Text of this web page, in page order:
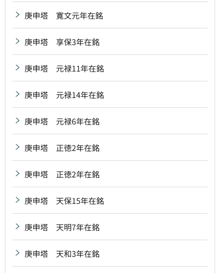
庚申塔 寛文元年在銘
庚申塔 享保3年在銘
庚申塔 元禄11年在銘
庚申塔 元禄14年在銘
庚申塔 元禄6年在銘
庚申塔 正徳2年在銘
庚申塔 正徳2年在銘
庚申塔 天保15年在銘
庚申塔 天明7年在銘
庚申塔 天和3年在銘